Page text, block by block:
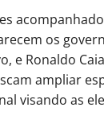
os
e Ronaldo
ampliar
visando as